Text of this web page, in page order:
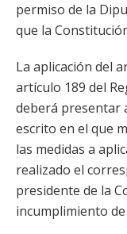
permiso de la
que la
La aplicación del
artículo 189 del
deberá presentar
escrito en el que
las medidas a
realizado el
presidente de la
incumplimiento de